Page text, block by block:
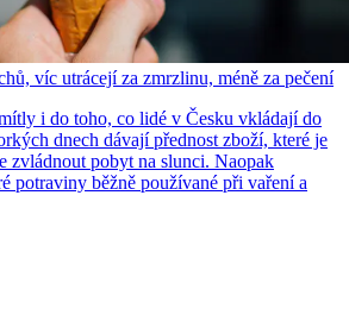
víc utrácejí za zmrzlinu, méně za pečení
i do toho, co lidé v Česku vkládají do
dnech dávají přednost zboží, které je
zvládnout pobyt na slunci. Naopak
potraviny běžně používané při vaření a